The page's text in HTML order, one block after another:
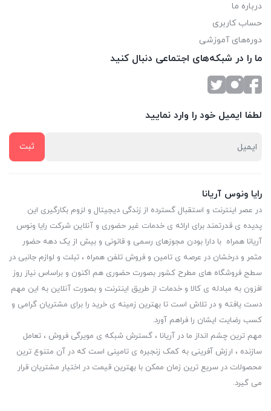
درباره ما
حساب کاربری
دوره‌های آموزشی
ما را در شبکه‌های اجتماعی دنبال کنید
لطفا ایمیل خود را وارد نمایید
رایا ونوس آریانا
در عصر اینترنت و استقبال گسترده از زندگی دیجیتال و لزوم بکارگیری این
پدیده ی قدرتمند برای ارائه ی خدمات غیر حضوری و آنلاین شرکت رایا ونوس
آریانا همراه با دارا بودن مجوزهای رسمی و قانونی و بیش از یک دهه حضور
مثمر و درخشان در عرصه ی تامین و فروش تلفن همراه ، تبلت و لوازم جانبی در
سطح فروشگاه های مطرح کشور بصورت حضوری هم اکنون و براساس نیاز روز
افزون به مبادله ی کالا و خدمات از طریق اینترنت و بصورت آنلاین به این مهم
دست یافته و در تلاش است تا بهترین زمینه ی خرید را برای مشتریان گرامی و
کسب رضایت ایشان را فراهم آورد.
مهم ترین چشم انداز ما در آریانا ، گسترش شبکه ی مویرگی فروش ، تعامل
سازنده ، ارزش آفرینی به کمک زنجیره ی تامینی است که در آن متنوع ترین
محصولات در سریع ترین زمان ممکن با بهترین قیمت در اختیار مشتریان قرار
می گیرد.